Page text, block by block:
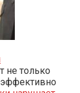
не только